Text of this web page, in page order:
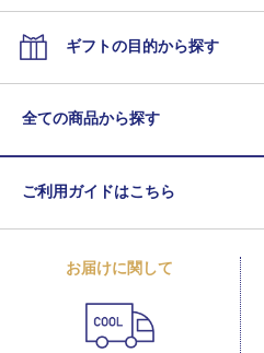
ギフトの目的から探す
全ての商品から探す
ご利用ガイドはこちら
お届けに関して